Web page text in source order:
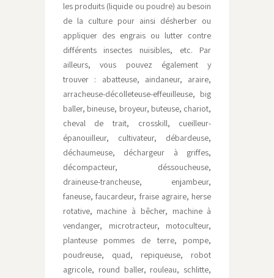
les produits (liquide ou poudre) au besoin
de la culture pour ainsi désherber ou
appliquer des engrais ou lutter contre
différents insectes nuisibles, etc. Par
ailleurs, vous pouvez également y
trouver : abatteuse, aindaneur, araire,
arracheuse-décolleteuse-effeuilleuse, big
baller, bineuse, broyeur, buteuse, chariot,
cheval de trait, crosskill, cueilleur-
épanouilleur, cultivateur, débardeuse,
déchaumeuse, déchargeur à griffes,
décompacteur, déssoucheuse,
draineuse-trancheuse, enjambeur,
faneuse, faucardeur, fraise agraire, herse
rotative, machine à bêcher, machine à
vendanger, microtracteur, motoculteur,
planteuse pommes de terre, pompe,
poudreuse, quad, repiqueuse, robot
agricole, round baller, rouleau, schlitte,